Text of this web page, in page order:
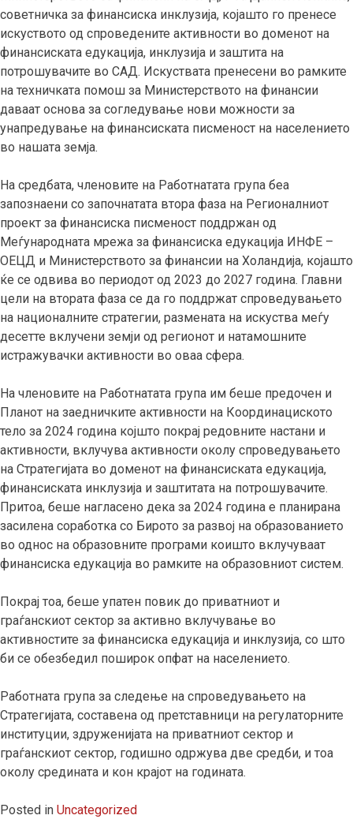
советничка за финансиска инклузија, којашто го пренесе
искуството од спроведените активности во доменот на
финансиската едукација, инклузија и заштита на
потрошувачите во САД. Искуствата пренесени во рамките
на техничката помош за Министерството на финансии
даваат основа за согледување нови можности за
унапредување на финансиската писменост на населението
во нашата земја.
На средбата, членовите на Работнатата група беа
запознаени со започнатата втора фаза на Регионалниот
проект за финансиска писменост поддржан од
Меѓународната мрежа за финансиска едукација ИНФЕ –
ОЕЦД и Министерството за финансии на Холандија, којашто
ќе се одвива во периодот од 2023 до 2027 година. Главни
цели на втората фаза се да го поддржат спроведувањето
на националните стратегии, размената на искуства меѓу
десетте вклучени земји од регионот и натамошните
истражувачки активности во оваа сфера.
На членовите на Работнатата група им беше предочен и
Планот на заедничките активности на Координациското
тело за 2024 година којшто покрај редовните настани и
активности, вклучува активности околу спроведувањето
на Стратегијата во доменот на финансиската едукација,
финансиската инклузија и заштитата на потрошувачите.
Притоа, беше нагласено дека за 2024 година е планирана
засилена соработка со Бирото за развој на образованието
во однос на образовните програми коишто вклучуваат
финансиска едукација во рамките на образовниот систем.
Покрај тоа, беше упатен повик до приватниот и
граѓанскиот сектор за активно вклучување во
активностите за финансиска едукација и инклузија, со што
би се обезбедил поширок опфат на населението.
Работната група за следење на спроведувањето на
Стратегијата, составена од претставници на регулаторните
институции, здруженијата на приватниот сектор и
граѓанскиот сектор, годишно одржува две средби, и тоа
околу средината и кон крајот на годината.
Posted in Uncategorized